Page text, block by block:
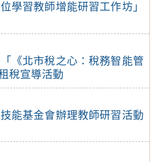
學習教師增能研習工作坊」
《北市稅之心：稅務智能管
稅宣導活動
能基金會辦理教師研習活動